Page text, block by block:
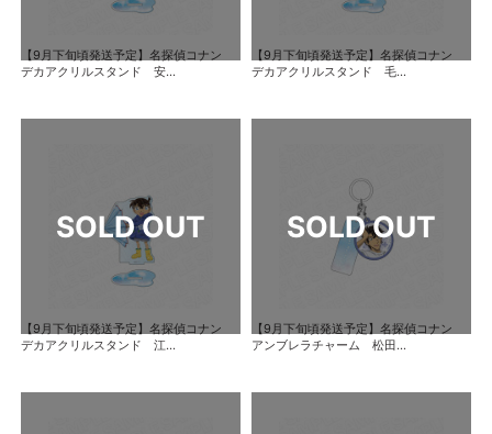
【9月下旬頃発送予定】名探偵コナン
デカアクリルスタンド 安...
【9月下旬頃発送予定】名探偵コナン
デカアクリルスタンド 毛...
【9月下旬頃発送予定】名探偵コナン
デカアクリルスタンド 江...
【9月下旬頃発送予定】名探偵コナン
アンブレラチャーム 松田...